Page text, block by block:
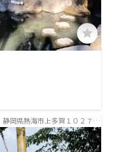
静岡県熱海市上多賀１０２７
−８